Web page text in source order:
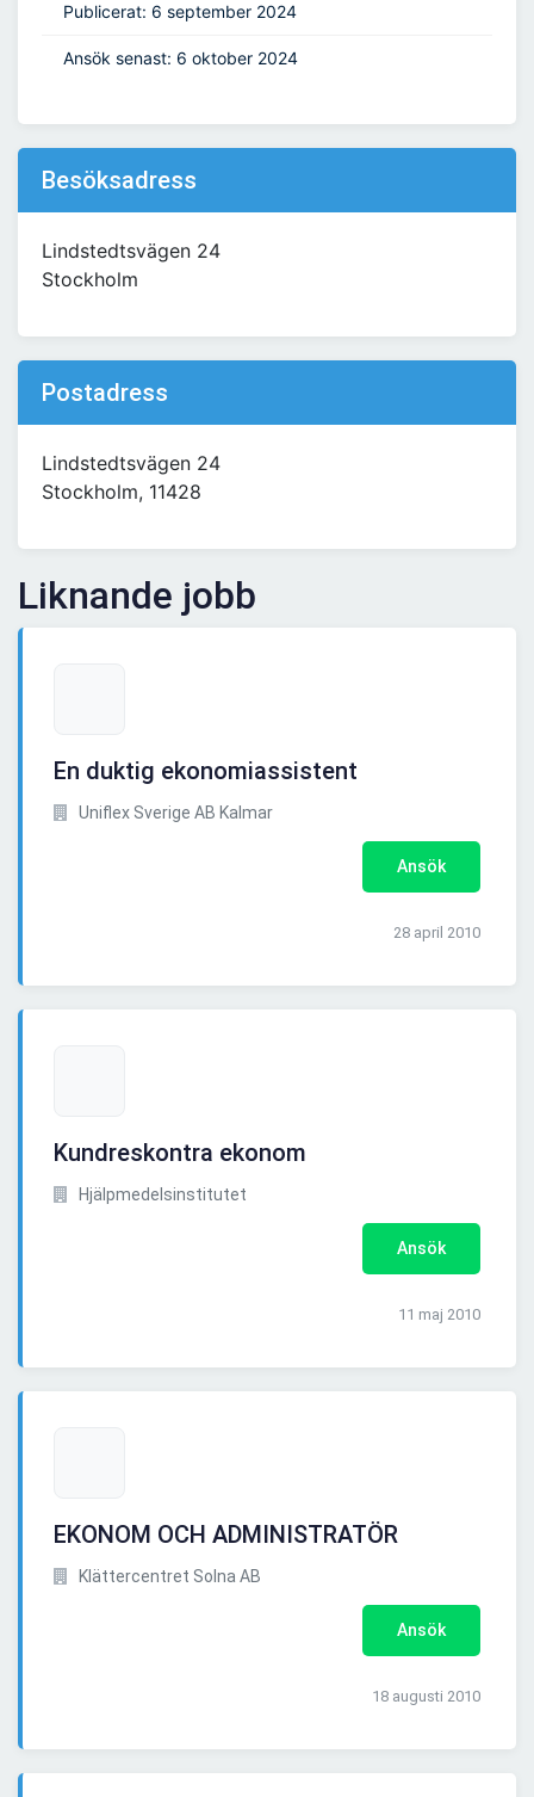
Publicerat: 6 september 2024
Ansök senast: 6 oktober 2024
Besöksadress
Lindstedtsvägen 24
Stockholm
Postadress
Lindstedtsvägen 24
Stockholm, 11428
Liknande jobb
En duktig ekonomiassistent
Uniflex Sverige AB Kalmar
Ansök
28 april 2010
Kundreskontra ekonom
Hjälpmedelsinstitutet
Ansök
11 maj 2010
EKONOM OCH ADMINISTRATÖR
Klättercentret Solna AB
Ansök
18 augusti 2010